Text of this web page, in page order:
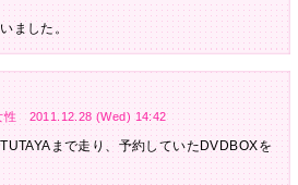
ました。
性 2011.12.28 (Wed) 14:42
まで走り、予約していたDVDBOXを